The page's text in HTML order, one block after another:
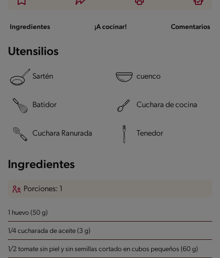
Ingredientes ¡A cocinar! Comentarios
Utensilios
Sartén cuenco
Batidor Cuchara de cocina
Cuchara Ranurada Tenedor
Ingredientes
Porciones: 1
1 huevo (50 g)
1/4 cucharada de aceite (3 g)
1/2 tomate sin piel y sin semillas cortado en cubos pequeños (60 g)